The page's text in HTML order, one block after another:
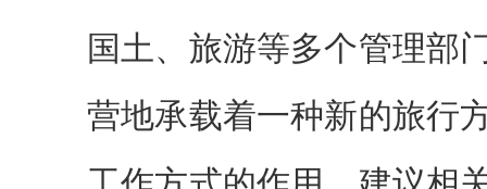
国土、旅游等多个管理部
营地承载着一种新的旅行